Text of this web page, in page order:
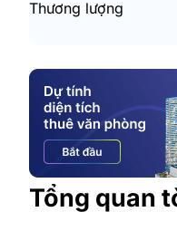
Thương lượng
Tổng quan